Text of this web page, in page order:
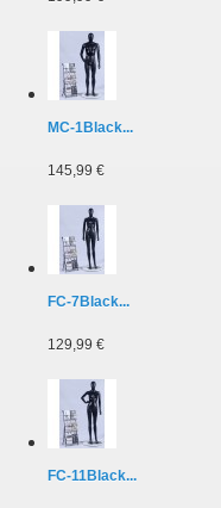
MC-1Black...
145,99 €
FC-7Black...
129,99 €
FC-11Black...